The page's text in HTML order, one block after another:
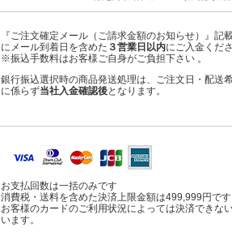
『ご注文確定メール（ご請求金額のお知らせ）』記
にメール到着日を含めた ３営業日以内にご入金くだ
※振込手数料はお客様ご自身がご負担下さい 。
銀行振込選択時の商品発送処理は、ご注文日・配送
に係らず当社入金確認後となります。
お支払回数は一括のみです
消費税・送料を含めた決済上限金額は499,999円で
お客様のカードのご利用状況によっては決済できな
います。